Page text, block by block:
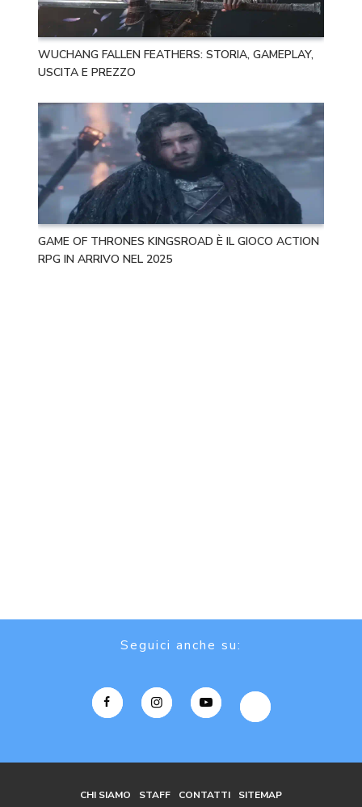
WUCHANG FALLEN FEATHERS: STORIA, GAMEPLAY,
USCITA E PREZZO
GAME OF THRONES KINGSROAD È IL GIOCO ACTION
RPG IN ARRIVO NEL 2025
Seguici anche su:
CHI SIAMO STAFF CONTATTI SITEMAP